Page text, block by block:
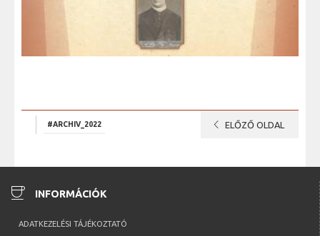
#ARCHIV_2022 chevron_left ELŐZŐ OLDAL
coffee INFORMÁCIÓK
ADATKEZELÉSI TÁJÉKOZTATÓ